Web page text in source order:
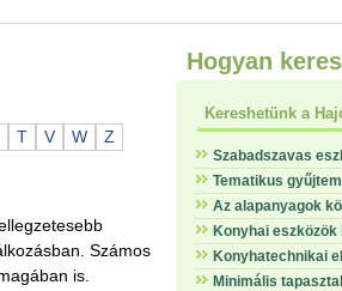
T V W
Z
Számos
is.
Hogyan
Kereshetünk a
Szabadszavas
Tematikus
Az alapanyagok
Konyhai eszközök
Konyhatechnikai
Minimális